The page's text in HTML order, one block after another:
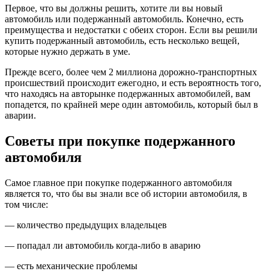
Первое, что вы должны решить, хотите ли вы новый
автомобиль или подержанный автомобиль. Конечно, есть
преимущества и недостатки с обеих сторон. Если вы решили
купить подержанный автомобиль, есть несколько вещей,
которые нужно держать в уме.
Прежде всего, более чем 2 миллиона дорожно-транспортных
происшествий происходит ежегодно, и есть вероятность того,
что находясь на авторынке подержанных автомобилей, вам
попадется, по крайней мере один автомобиль, который был в
аварии.
Советы при покупке подержанного
автомобиля
Самое главное при покупке подержанного автомобиля
является то, что бы вы знали все об истории автомобиля, в
том числе:
— количество предыдущих владельцев
— попадал ли автомобиль когда-либо в аварию
— есть механические проблемы